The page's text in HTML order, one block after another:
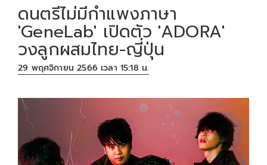
ดนตรีไม่มีกำแพงภาษา
'GeneLab' เปิดตัว 'ADORA'
วงลูกผสมไทย-ญี่ปุ่น
29 พฤศจิกายน 2566 เวลา 15:18 น.